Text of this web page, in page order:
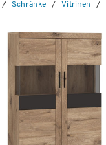
Schränke Vitrinen
Beleuchtung